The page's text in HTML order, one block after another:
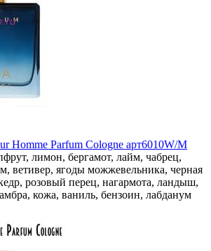
Homme Parfum Cologne арт6010W/M
лимон, бергамот, лайм, чабрец,
ветивер, ягоды можжевельника, черная
розовый перец, нагармота, ландыш,
кожа, ваниль, бензоин, лабданум